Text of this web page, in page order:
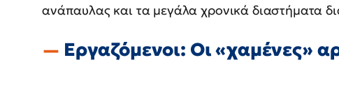
ανάπαυλας και τα μεγάλα χρονικά διαστήματα
Εργαζόμενοι: Οι «χαμένες»